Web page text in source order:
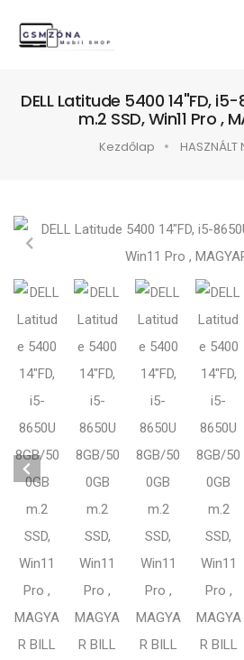
DELL Latitude 5400 14"FD,
m.2 SSD, Win11 Pro ,
Kezdőlap HASZNÁLT